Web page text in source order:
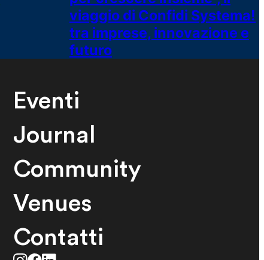
viaggio di Confidi Systema!
tra imprese, innovazione e
futuro
Eventi
Journal
Community
Venues
Contatti